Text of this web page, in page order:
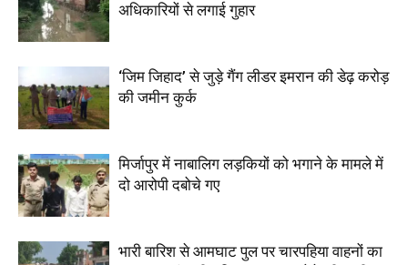
अधिकारियों से लगाई गुहार
‘जिम जिहाद’ से जुड़े गैंग लीडर इमरान की डेढ़ करोड़
की जमीन कुर्क
मिर्जापुर में नाबालिग लड़कियों को भगाने के मामले में
दो आरोपी दबोचे गए
भारी बारिश से आमघाट पुल पर चारपहिया वाहनों का